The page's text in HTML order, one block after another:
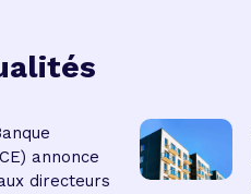
annonce
directeurs